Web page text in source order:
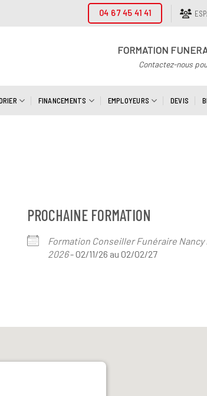
04 67 45 41 41
FORMATION
Contactez-nous
FINANCEMENTS EMPLOYEURS DEVIS
PROCHAINE FORMATION
Formation Conseiller Funéraire
2026- 02/11/26 au 02/02/27